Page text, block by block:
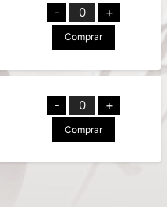
- 0 +
Comprar
- 0 +
Comprar